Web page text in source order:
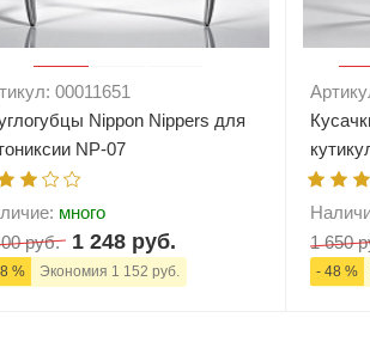
00011651
Nippon Nippers для
NP-07
много
руб.
1 248 руб.
% Экономия 1 152 руб.
1 650
- 48 %